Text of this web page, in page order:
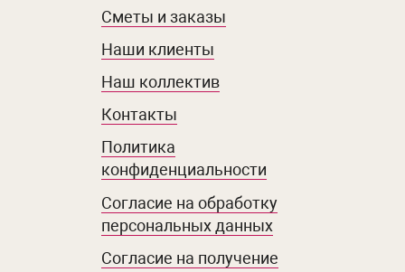
Сметы и заказы
Наши клиенты
Наш коллектив
Контакты
Политика
конфиденциальности
Согласие на обработку
персональных данных
Согласие на получение